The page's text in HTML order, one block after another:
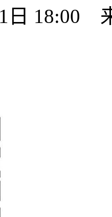
日 18:00